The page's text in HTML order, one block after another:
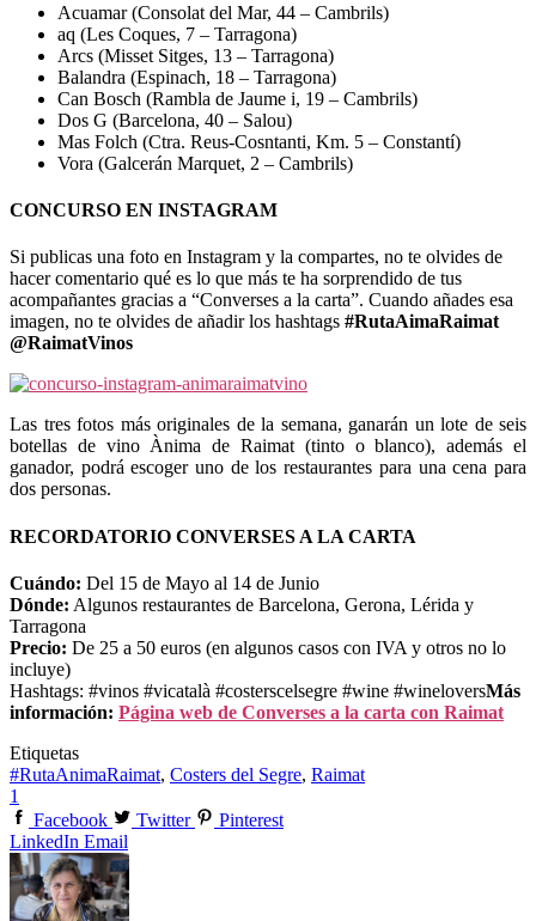
Acuamar (Consolat del Mar, 44 – Cambrils)
aq (Les Coques, 7 – Tarragona)
Arcs (Misset Sitges, 13 – Tarragona)
Balandra (Espinach, 18 – Tarragona)
Can Bosch (Rambla de Jaume i, 19 – Cambrils)
Dos G (Barcelona, 40 – Salou)
Mas Folch (Ctra. Reus-Cosntanti, Km. 5 – Constantí)
Vora (Galcerán Marquet, 2 – Cambrils)
CONCURSO EN INSTAGRAM
Si publicas una foto en Instagram y la compartes, no te olvides de
hacer comentario qué es lo que más te ha sorprendido de tus
acompañantes gracias a “Converses a la carta”. Cuando añades esa
imagen, no te olvides de añadir los hashtags #RutaAimaRaimat
@RaimatVinos
Las tres fotos más originales de la semana, ganarán un lote de seis
botellas de vino Ànima de Raimat (tinto o blanco), además el
ganador, podrá escoger uno de los restaurantes para una cena para
dos personas.
RECORDATORIO CONVERSES A LA CARTA
Cuándo: Del 15 de Mayo al 14 de Junio
Dónde: Algunos restaurantes de Barcelona, Gerona, Lérida y
Tarragona
Precio: De 25 a 50 euros (en algunos casos con IVA y otros no lo
incluye)
Hashtags: #vinos #vicatalà #costerscelsegre #wine #wineloversMás
información: Página web de Converses a la carta con Raimat
Etiquetas
#RutaAnimaRaimat, Costers del Segre, Raimat
1
Facebook
Twitter
Pinterest
LinkedIn Email